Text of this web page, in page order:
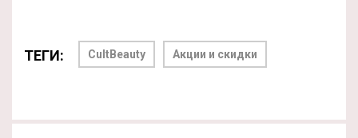
ТЕГИ: CultBeauty Акции и скидки